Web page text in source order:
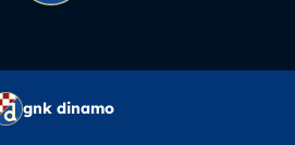
gnk dinamo